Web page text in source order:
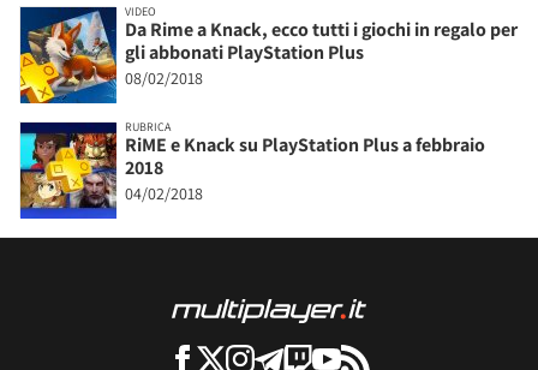
VIDEO
Da Rime a Knack, ecco tutti i giochi in regalo per
gli abbonati PlayStation Plus
08/02/2018
RUBRICA
RiME e Knack su PlayStation Plus a febbraio
2018
04/02/2018